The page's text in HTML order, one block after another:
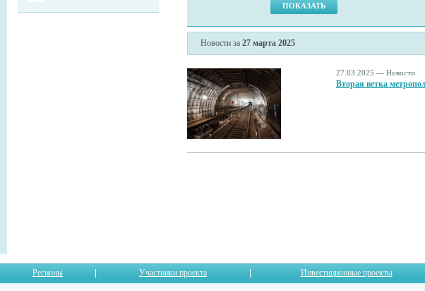
Новости за 27 марта 2025
27.03.2025 — Новости
Вторая ветка
Регионы Участники проекта Инвестиционные проекты